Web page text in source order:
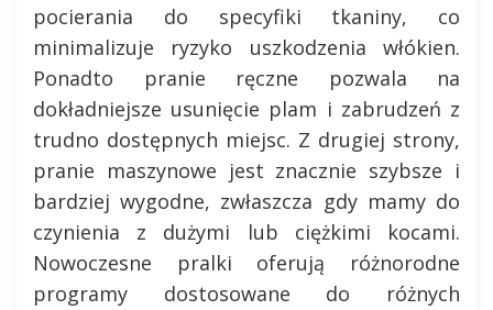
pocierania do specyfiki tkaniny, co
minimalizuje ryzyko uszkodzenia włókien.
Ponadto pranie ręczne pozwala na
dokładniejsze usunięcie plam i zabrudzeń z
trudno dostępnych miejsc. Z drugiej strony,
pranie maszynowe jest znacznie szybsze i
bardziej wygodne, zwłaszcza gdy mamy do
czynienia z dużymi lub ciężkimi kocami.
Nowoczesne pralki oferują różnorodne
programy dostosowane do różnych